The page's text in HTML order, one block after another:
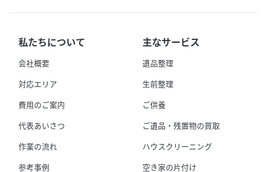
私たちについて
会社概要
対応エリア
費用のご案内
代表あいさつ
作業の流れ
参考事例
主なサービス
遺品整理
生前整理
ご供養
ご遺品・残置物の買取
ハウスクリーニング
空き家の片付け